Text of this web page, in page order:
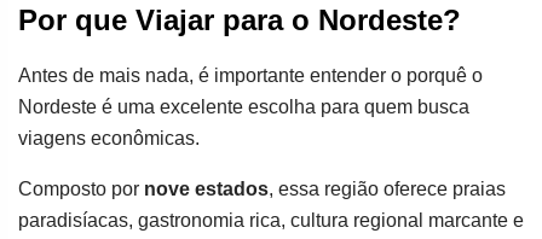
Por que Viajar para o Nordeste?
Antes de mais nada, é importante entender o porquê o
Nordeste é uma excelente escolha para quem busca
viagens econômicas.
Composto por nove estados, essa região oferece praias
paradisíacas, gastronomia rica, cultura regional marcante e